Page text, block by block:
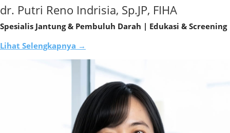
dr. Putri Reno Indrisia, Sp.JP, FIHA
Spesialis Jantung & Pembuluh Darah | Edukasi & Screening
Lihat Selengkapnya →